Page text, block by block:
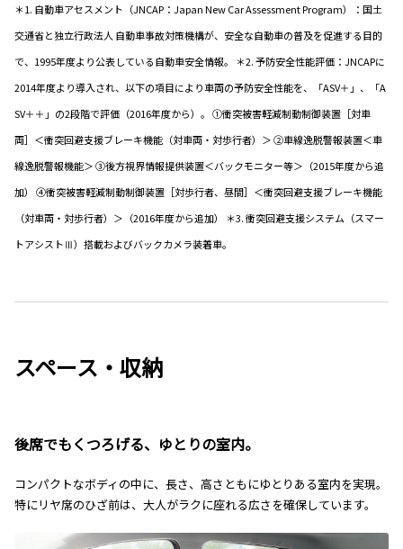
＊1. 自動車アセスメント（JNCAP：Japan New Car Assessment Program）：国土
交通省と独立行政法人 自動車事故対策機構が、安全な自動車の普及を促進する目的
で、1995年度より公表している自動車安全情報。 ＊2. 予防安全性能評価：JNCAPに
2014年度より導入され、以下の項目により車両の予防安全性能を、「ASV＋」、「A
SV＋＋」の2段階で評価（2016年度から）。 ①衝突被害軽減制動制御装置［対車
両］＜衝突回避支援ブレーキ機能（対車両・対歩行者）＞ ②車線逸脱警報装置＜車
線逸脱警報機能＞ ③後方視界情報提供装置＜バックモニター等＞（2015年度から追
加） ④衝突被害軽減制動制御装置［対歩行者、昼間］＜衝突回避支援ブレーキ機能
（対車両・対歩行者）＞（2016年度から追加） ＊3. 衝突回避支援システム（スマー
トアシストⅢ）搭載およびバックカメラ装着車。
スペース・収納
後席でもくつろげる、ゆとりの室内。
コンパクトなボディの中に、長さ、高さともにゆとりある室内を実現。
特にリヤ席のひざ前は、大人がラクに座れる広さを確保しています。